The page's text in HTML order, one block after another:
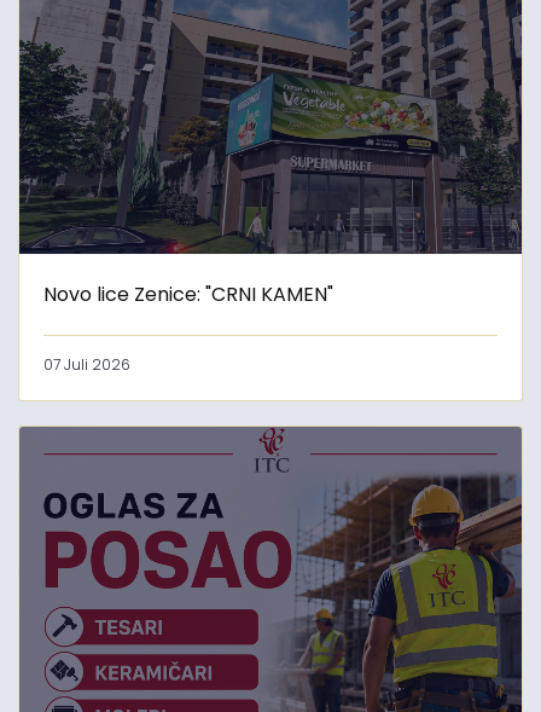
Novo lice Zenice: "CRNI KAMEN"
07 Juli 2026